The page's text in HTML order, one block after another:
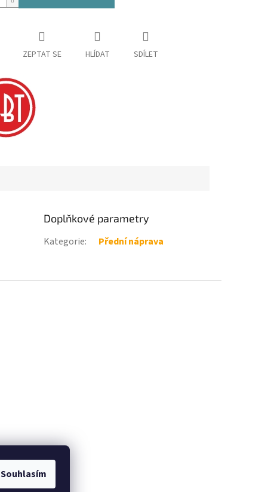
Souhlasím
ZEPTAT SE HLÍDAT SDÍLET
Doplňkové parametry
Kategorie: Přední náprava